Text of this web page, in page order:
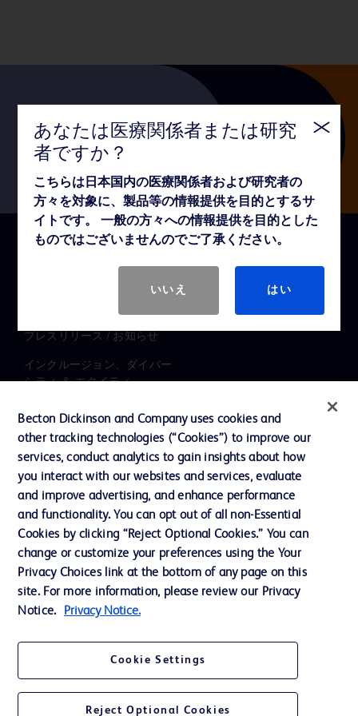
Follow us
クイックリンク
プレスリリース / お知らせ
インクルージョン、ダイバー
シティ ＆ エクイティ
会社案内
お問い合わせ
Cookie Preferences
プライバシーポリシー
ご利用規約
Becton, Dickinson and Company. All other trademarks are the property of
their respective owners.
あなたは医療関係者または研究
者ですか？
こちらは日本国内の医療関係者および研究者の
方々を対象に、製品等の情報提供を目的とするサ
イトです。 一般の方々への情報提供を目的とした
ものではございませんのでご了承ください。
いいえ はい
Becton Dickinson and Company uses cookies and
other tracking technologies (“Cookies”) to improve our
services, conduct analytics to gain insights about how
you interact with our websites and services, evaluate
and improve advertising, and enhance performance
and functionality. You can opt out of all non-Essential
Cookies by clicking “Reject Optional Cookies.” You can
change or customize your preferences using the Your
Privacy Choices link at the bottom of any page on this
site. For more information, please review our Privacy
Notice.
Privacy Notice.
Cookie Settings
Reject Optional Cookies